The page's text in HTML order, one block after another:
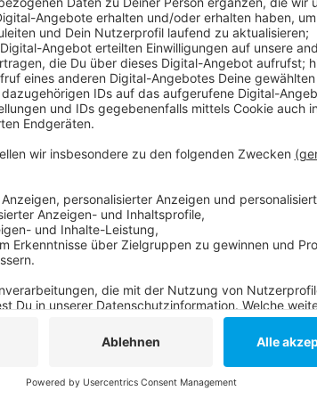
Insgesamt bietet der Messeparkplatz „P1“ Platz
die Besucher über das eigene Autoradio. Pro
Ausnahme gibt es nur für die eigenen Kinder - bis
die Zubereitung von frischen Speisen verzichtet.
Getränke geben.
https://www.autokino-duesseldorf.de/
Anzeige